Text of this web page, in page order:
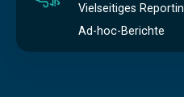
Vielseitiges
Ad-hoc-Berichte